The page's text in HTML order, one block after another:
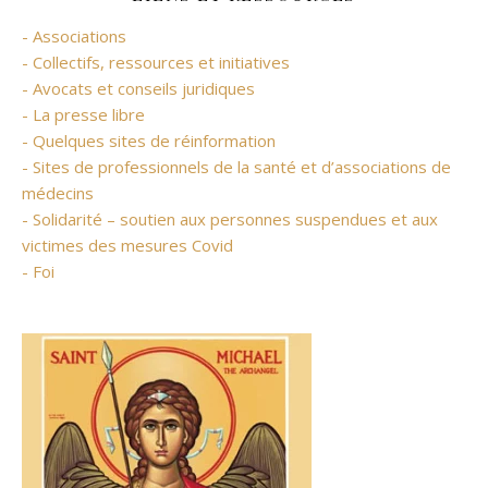
- Associations
- Collectifs, ressources et initiatives
- Avocats et conseils juridiques
- La presse libre
- Quelques sites de réinformation
- Sites de professionnels de la santé et d’associations de
médecins
- Solidarité – soutien aux personnes suspendues et aux
victimes des mesures Covid
- Foi